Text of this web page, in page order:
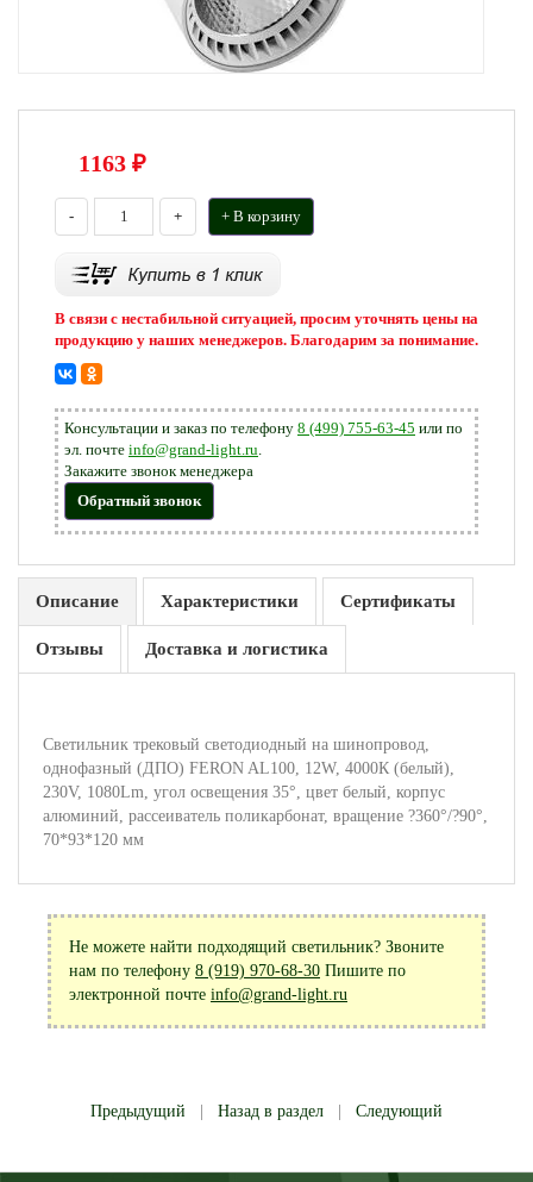
1163 ₽
- + + В корзину
В связи с нестабильной ситуацией, просим уточнять цены на
продукцию у наших менеджеров. Благодарим за понимание.
Консультации и заказ по телефону 8 (499) 755-63-45 или по
эл. почте info@grand-light.ru.
Закажите звонок менеджера
Обратный звонок
Описание Характеристики Сертификаты
Отзывы Доставка и логистика
Светильник трековый светодиодный на шинопровод,
однофазный (ДПО) FERON AL100, 12W, 4000К (белый),
230V, 1080Lm, угол освещения 35°, цвет белый, корпус
алюминий, рассеиватель поликарбонат, вращение ?360°/?90°,
70*93*120 мм
Не можете найти подходящий светильник? Звоните
нам по телефону 8 (919) 970-68-30 Пишите по
электронной почте info@grand-light.ru
Предыдущий Назад в раздел Следующий